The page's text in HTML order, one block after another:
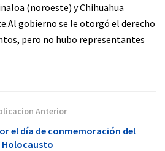
(noroeste) y Chihuahua
gobierno se le otorgó el derecho
pero no hubo representantes
Anterior
el día de conmemoración del
Holocausto